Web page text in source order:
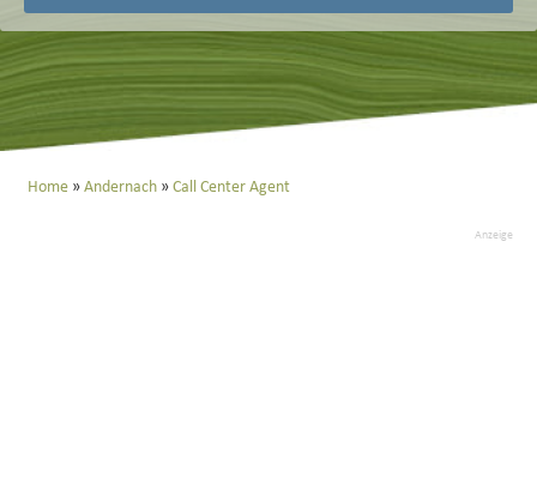
Home Andernach Call Center Agent
Anzeige